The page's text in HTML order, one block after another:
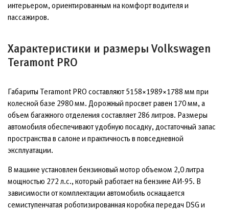
интерьером, ориентированным на комфорт водителя и
пассажиров.
Характеристики и размеры Volkswagen
Teramont PRO
Габариты Teramont PRO составляют 5158×1989×1788 мм при
колесной базе 2980 мм. Дорожный просвет равен 170 мм, а
объем багажного отделения составляет 286 литров. Размеры
автомобиля обеспечивают удобную посадку, достаточный запас
пространства в салоне и практичность в повседневной
эксплуатации.
В машине установлен бензиновый мотор объемом 2,0 литра
мощностью 272 л.с., который работает на бензине АИ-95. В
зависимости от комплектации автомобиль оснащается
семиступенчатая роботизированная коробка передач DSG и